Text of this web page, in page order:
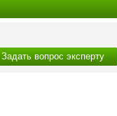
Задать вопрос эксперту